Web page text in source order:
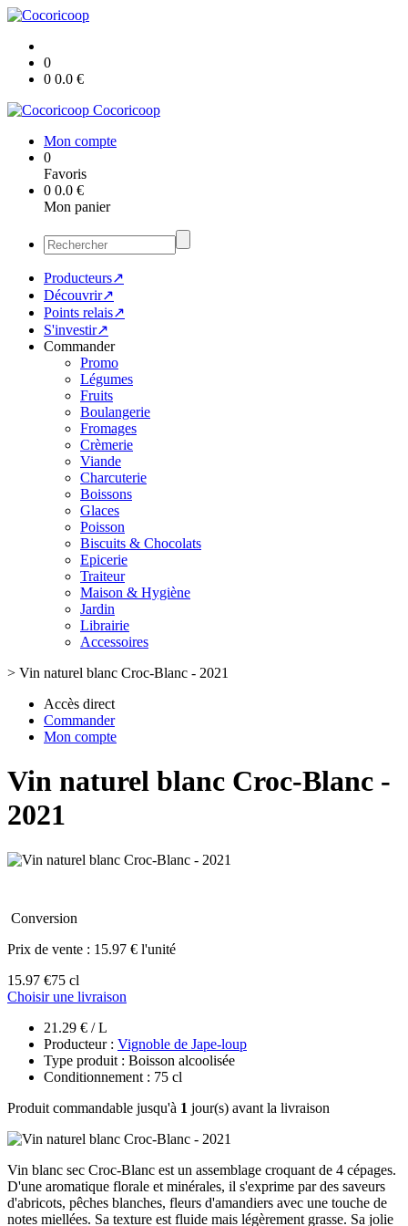
0
0 0.0 €
Cocoricoop
Mon compte
0
Favoris
0 0.0 €
Mon panier
Producteurs↗
Découvrir↗
Points relais↗
S'investir↗
Commander
Promo
Légumes
Fruits
Boulangerie
Fromages
Crèmerie
Viande
Charcuterie
Boissons
Glaces
Poisson
Biscuits & Chocolats
Epicerie
Traiteur
Maison & Hygiène
Jardin
Librairie
Accessoires
> Vin naturel blanc Croc-Blanc - 2021
Accès direct
Commander
Mon compte
Vin naturel blanc Croc-Blanc -
2021
Conversion
Prix de vente : 15.97 € l'unité
15.97 €75 cl
Choisir une livraison
21.29 € / L
Producteur : Vignoble de Jape-loup
Type produit : Boisson alcoolisée
Conditionnement : 75 cl
Produit commandable jusqu'à 1 jour(s) avant la livraison
Vin blanc sec Croc-Blanc est un assemblage croquant de 4 cépages.
D'une aromatique florale et minérales, il s'exprime par des saveurs
d'abricots, pêches blanches, fleurs d'amandiers avec une touche de
notes miellées. Sa texture est fluide mais légèrement grasse. Sa jolie